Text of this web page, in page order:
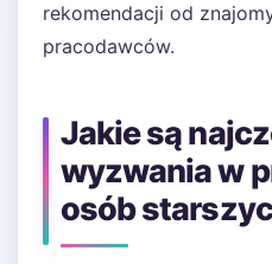
rekomendacji od
pracodawców.
Jakie są
wyzwania w
osób